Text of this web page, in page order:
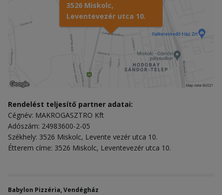
3526 Miskolc,
Leventevezér utca 10.
Rendelést teljesítő partner adatai:
Cégnév: MAKROGASZTRO Kft
Adószám: 24983600-2-05
Székhely: 3526 Miskolc, Levente vezér utca 10.
Étterem címe: 3526 Miskolc, Leventevezér utca 10.
Babylon Pizzéria, Vendégház